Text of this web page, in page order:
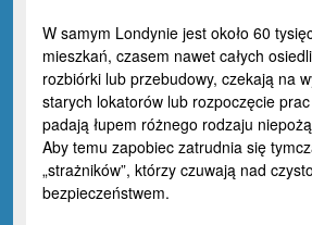
W samym Londynie jest około 60
mieszkań, czasem nawet całych
rozbiórki lub przebudowy, czekają na
starych lokatorów lub rozpoczęcie
padają łupem różnego rodzaju
Aby temu zapobiec zatrudnia się
„strażników”, którzy czuwają nad
bezpieczeństwem.